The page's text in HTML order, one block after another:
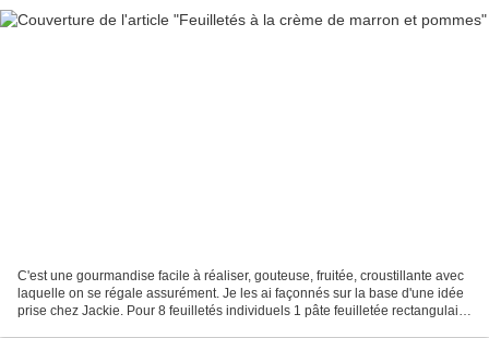
C'est une gourmandise facile à réaliser, gouteuse, fruitée, croustillante avec
laquelle on se régale assurément. Je les ai façonnés sur la base d'une idée
prise chez Jackie. Pour 8 feuilletés individuels 1 pâte feuilletée rectangulaire